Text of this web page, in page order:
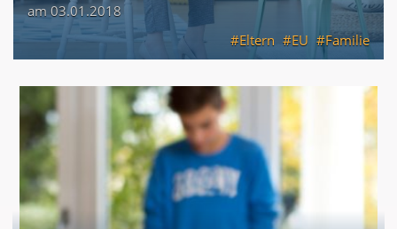
am 03.01.2018
Eltern
EU Familie